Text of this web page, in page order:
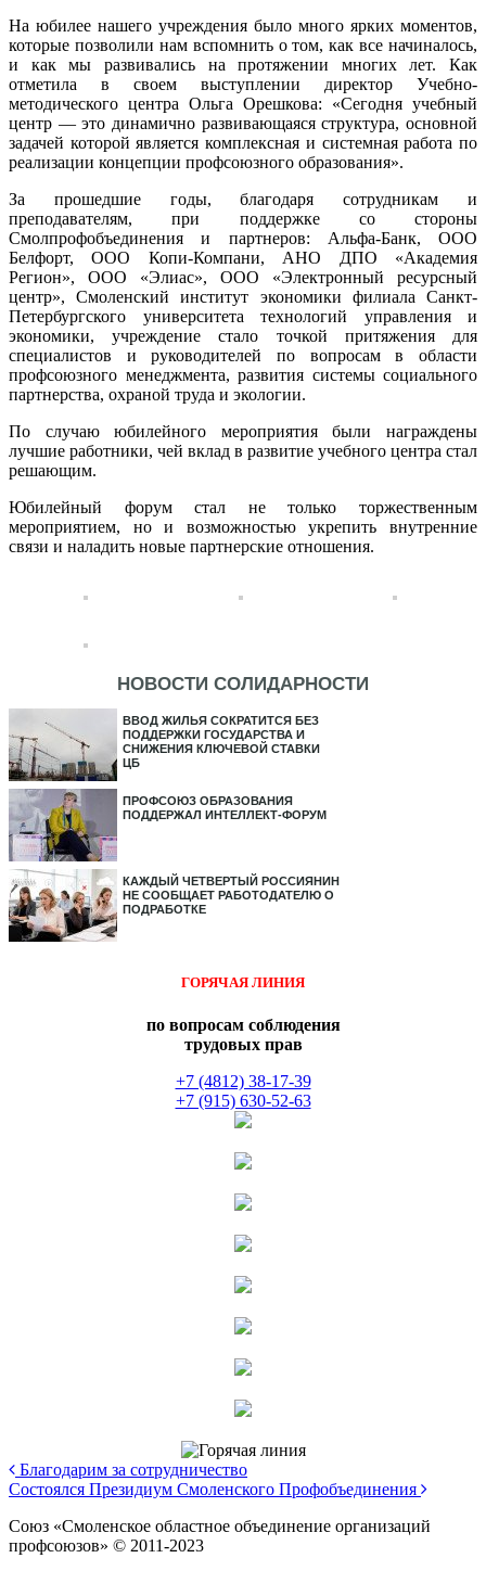
На юбилее нашего учреждения было много ярких моментов,
которые позволили нам вспомнить о том, как все начиналось,
и как мы развивались на протяжении многих лет. Как
отметила в своем выступлении директор Учебно-
методического центра Ольга Орешкова: «Сегодня учебный
центр — это динамично развивающаяся структура, основной
задачей которой является комплексная и системная работа по
реализации концепции профсоюзного образования».
За прошедшие годы, благодаря сотрудникам и
преподавателям, при поддержке со стороны
Смолпрофобъединения и партнеров: Альфа-Банк, ООО
Белфорт, ООО Копи-Компани, АНО ДПО «Академия
Регион», ООО «Элиас», ООО «Электронный ресурсный
центр», Смоленский институт экономики филиала Санкт-
Петербургского университета технологий управления и
экономики, учреждение стало точкой притяжения для
специалистов и руководителей по вопросам в области
профсоюзного менеджмента, развития системы социального
партнерства, охраной труда и экологии.
По случаю юбилейного мероприятия были награждены
лучшие работники, чей вклад в развитие учебного центра стал
решающим.
Юбилейный форум стал не только торжественным
мероприятием, но и возможностью укрепить внутренние
связи и наладить новые партнерские отношения.
НОВОСТИ СОЛИДАРНОСТИ
ВВОД ЖИЛЬЯ СОКРАТИТСЯ БЕЗ
ПОДДЕРЖКИ ГОСУДАРСТВА И
СНИЖЕНИЯ КЛЮЧЕВОЙ СТАВКИ
ЦБ
ПРОФСОЮЗ ОБРАЗОВАНИЯ
ПОДДЕРЖАЛ ИНТЕЛЛЕКТ-ФОРУМ
КАЖДЫЙ ЧЕТВЕРТЫЙ РОССИЯНИН
НЕ СООБЩАЕТ РАБОТОДАТЕЛЮ О
ПОДРАБОТКЕ
ГОРЯЧАЯ ЛИНИЯ
по вопросам соблюдения
трудовых прав
+7 (4812) 38-17-39
+7 (915) 630-52-63
Благодарим за сотрудничество
Состоялся Президиум Смоленского Профобъединения
Союз «Смоленское областное объединение организаций
профсоюзов» © 2011-2023